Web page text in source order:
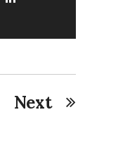
Next